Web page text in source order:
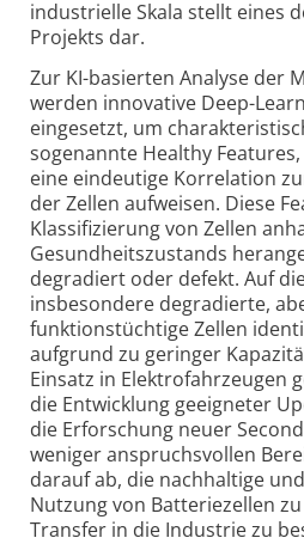
industrielle Skala stellt eines
Projekts dar.
Zur KI-basierten Analyse der
werden innovative Deep-
eingesetzt, um
sogenannte Healthy
eine eindeutige Korrelation
der Zellen aufweisen. Diese
Klassifizierung von Zellen
Gesundheitszustands
degradiert oder defekt. Auf
insbesondere degradierte,
funktionstüchtige Zellen
aufgrund zu geringer
Einsatz in Elektrofahrzeugen
die Entwicklung geeigneter
die Erforschung neuer
weniger anspruchsvollen
darauf ab, die nachhaltige
Nutzung von Batteriezellen
Transfer in die Industrie zu